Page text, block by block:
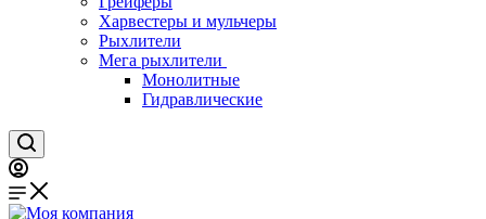
Харвестеры и мульчеры
Рыхлители
Мега рыхлители
Монолитные
Гидравлические